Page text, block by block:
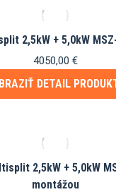
2,5kW + 5,0kW
4050,00 €
DETAIL
2,5kW + 5,0kW
montážou